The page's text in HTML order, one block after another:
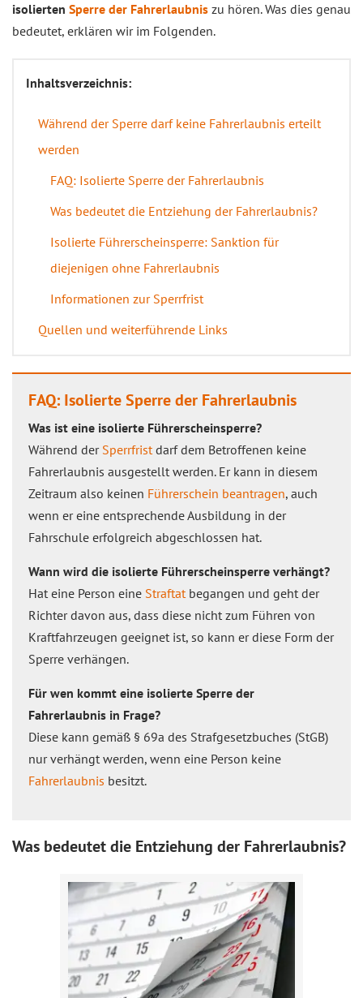
isolierten Sperre der Fahrerlaubnis zu hören. Was dies genau
bedeutet, erklären wir im Folgenden.
Inhaltsverzeichnis:
Während der Sperre darf keine Fahrerlaubnis erteilt
werden
FAQ: Isolierte Sperre der Fahrerlaubnis
Was bedeutet die Entziehung der Fahrerlaubnis?
Isolierte Führerscheinsperre: Sanktion für
diejenigen ohne Fahrerlaubnis
Informationen zur Sperrfrist
Quellen und weiterführende Links
FAQ: Isolierte Sperre der Fahrerlaubnis
Was ist eine isolierte Führerscheinsperre?
Während der Sperrfristdarf dem Betroffenen keine
Fahrerlaubnis ausgestellt werden. Er kann in diesem
Zeitraum also keinen Führerschein beantragen, auch
wenn er eine entsprechende Ausbildung in der
Fahrschule erfolgreich abgeschlossen hat.
Wann wird die isolierte Führerscheinsperre verhängt?
Hat eine Person eine Straftatbegangen und geht der
Richter davon aus, dass diese nicht zum Führen von
Kraftfahrzeugen geeignet ist, so kann er diese Form der
Sperre verhängen.
Für wen kommt eine isolierte Sperre der
Fahrerlaubnis in Frage?
Diese kann gemäß § 69a des Strafgesetzbuches (StGB)
nur verhängt werden, wenn eine Person keine
Fahrerlaubnis besitzt.
Was bedeutet die Entziehung der Fahrerlaubnis?